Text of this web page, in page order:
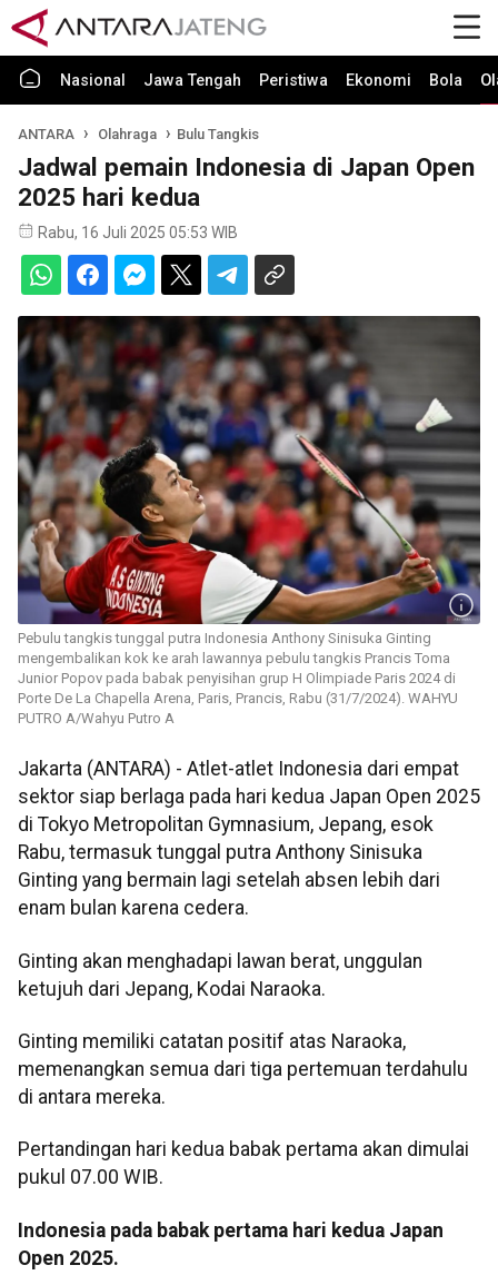
Nasional Jawa Tengah Peristiwa Ekonomi Bola
ANTARA Olahraga Bulu Tangkis
Jadwal pemain Indonesia di Japan Open
2025 hari kedua
Rabu, 16 Juli 2025 05:53 WIB
Pebulu tangkis tunggal putra Indonesia Anthony Sinisuka Ginting
mengembalikan kok ke arah lawannya pebulu tangkis Prancis Toma
Junior Popov pada babak penyisihan grup H Olimpiade Paris 2024 di
Porte De La Chapella Arena, Paris, Prancis, Rabu (31/7/2024). WAHYU
PUTRO A/Wahyu Putro A
Jakarta (ANTARA) - Atlet-atlet Indonesia dari empat
sektor siap berlaga pada hari kedua Japan Open 2025
di Tokyo Metropolitan Gymnasium, Jepang, esok
Rabu, termasuk tunggal putra Anthony Sinisuka
Ginting yang bermain lagi setelah absen lebih dari
enam bulan karena cedera.
Ginting akan menghadapi lawan berat, unggulan
ketujuh dari Jepang, Kodai Naraoka.
Ginting memiliki catatan positif atas Naraoka,
memenangkan semua dari tiga pertemuan terdahulu
di antara mereka.
Pertandingan hari kedua babak pertama akan dimulai
pukul 07.00 WIB.
Indonesia pada babak pertama hari kedua Japan
Open 2025.